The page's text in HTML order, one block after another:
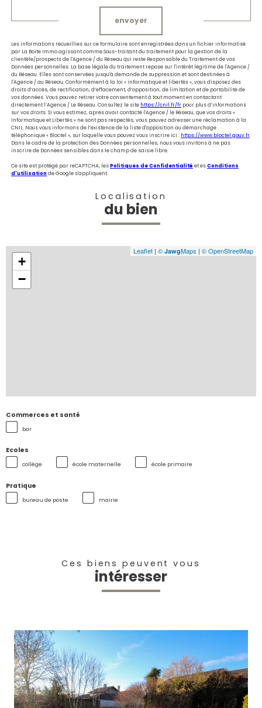
envoyer
Les informations recueillies sur ce formulaire sont enregistrées dans un fichier informatisé
par La Boite Immo agissant comme Sous-traitant du traitement pour la gestion de la
clientèle/prospects de l'Agence / du Réseau qui reste Responsable du Traitement de vos
Données personnelles. La base légale du traitement repose sur l'intérêt légitime de l'Agence /
du Réseau. Elles sont conservées jusqu'à demande de suppression et sont destinées à
l'Agence / au Réseau. Conformément à la loi « informatique et libertés », vous disposez des
droits d’accès, de rectification, d’effacement, d’opposition, de limitation et de portabilité de
vos données. Vous pouvez retirer votre consentement à tout moment en contactant
directement l’Agence / Le Réseau. Consultez le site https://cnil.fr/fr pour plus d’informations
sur vos droits. Si vous estimez, après avoir contacté l'Agence / le Réseau, que vos droits «
Informatique et Libertés » ne sont pas respectés, vous pouvez adresser une réclamation à la
CNIL. Nous vous informons de l’existence de la liste d'opposition au démarchage
téléphonique « Bloctel », sur laquelle vous pouvez vous inscrire ici : https://www.bloctel.gouv.fr.
Dans le cadre de la protection des Données personnelles, nous vous invitons à ne pas
inscrire de Données sensibles dans le champ de saisie libre.
Ce site est protégé par reCAPTCHA, lesPolitiques de Confidentialitéet esConditions
d'utilisationde Google s'appliquent.
Localisation
du bien
+
−
Leaflet | © JawgMaps | © OpenStreetMap
Commerces et santé
bar
Ecoles
collège école maternelle école primaire
Pratique
bureau de poste mairie
Ces biens peuvent vous
intéresser